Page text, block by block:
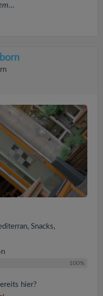
Snacks,
100%
hier?